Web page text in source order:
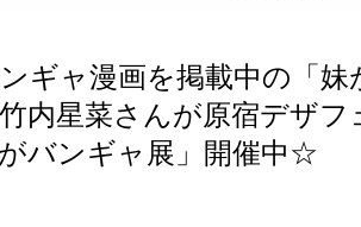
ギャ漫画を掲載中の「
内星菜さんが原宿デザ
バンギャ展」開催中☆